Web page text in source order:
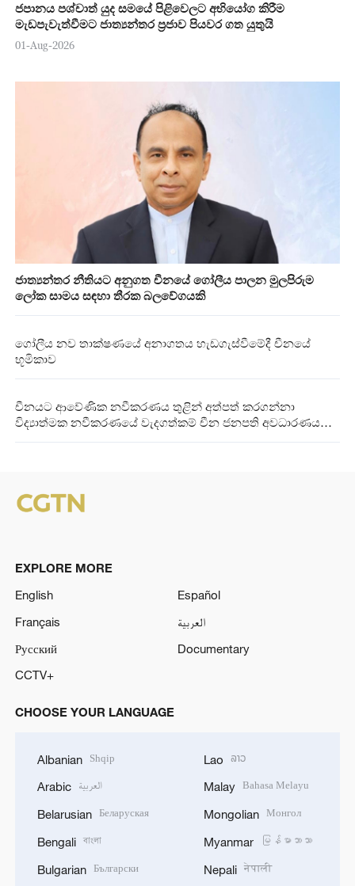
ජපානය පශ්චාත් යුද සමයේ පිළිවෙලට අභියෝග කිරීම
මැඩපැවැත්වීමට ජාත්‍යන්තර ප්‍රජාව පියවර ගත යුතුයි
01-Aug-2026
ජාත්‍යන්තර නීතියට අනුගත චීනයේ ගෝලීය පාලන මුලපිරුම
ලෝක සාමය සඳහා තීරක බලවේගයකි
ගෝලීය නව තාක්ෂණයේ අනාගතය හැඩගැස්වීමේදී චීනයේ
භූමිකාව
චීනයට ආවේණික නවීකරණය තුළින් අත්පත් කරගන්නා
විද්‍යාත්මක නවීකරණයේ වැදගත්කම් චීන ජනපති අවධාරණය
EXPLORE MORE
English
Español
Français
العربية
Русский
Documentary
CCTV+
CHOOSE YOUR LANGUAGE
Albanian Shqip
Arabic العربية
Belarusian Беларуская
Bengali বাংলা
Bulgarian Български
Lao ລາວ
Malay Bahasa Melayu
Mongolian Монгол
Myanmar မြန်မာဘာသာ
Nepali नेपाली